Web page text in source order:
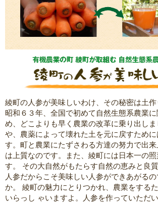
綾町の人参が美味しいわけ、その秘密は土
昭和６３年、全国で初めて自然生態系農業
め、どこよりも早く農業の改革に乗り出し
や、農薬によって壊れた土を元に戻すために
す。町と農業にたずさわる方達の努力で出
は上質なのです。また、綾町には日本一の照
す。 その大自然がもたらす自然の恵みと良
人参だからこそ美味しい人参ができあがるの
か。 綾町の魅力にとりつかれ、農業をする
いらっし ゃいますよ。人参を作っていただ